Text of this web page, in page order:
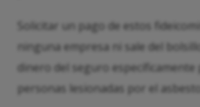
Solicitar un pago de estos
ninguna empresa ni sale del
dinero del seguro específicamente
personas lesionadas por el asbesto.